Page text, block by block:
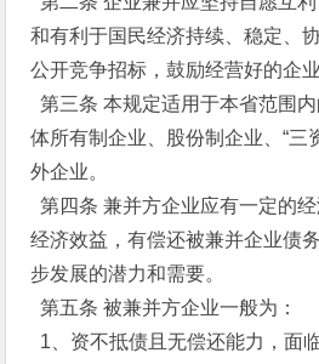
和有利于国民经济持续、稳定、
公开竞争招标，鼓励经营好的企
第三条 本规定适用于本省范围
体所有制企业、股份制企业、“三
外企业。
第四条 兼并方企业应有一定的
经济效益，有偿还被兼并企业债
步发展的潜力和需要。
第五条 被兼并方企业一般为：
1、资不抵债且无偿还能力，面